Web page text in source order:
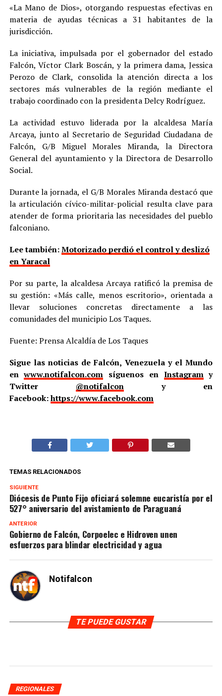
«La Mano de Dios», otorgando respuestas efectivas en
materia de ayudas técnicas a 31 habitantes de la
jurisdicción.
La iniciativa, impulsada por el gobernador del estado
Falcón, Víctor Clark Boscán, y la primera dama, Jessica
Perozo de Clark, consolida la atención directa a los
sectores más vulnerables de la región mediante el
trabajo coordinado con la presidenta Delcy Rodríguez.
La actividad estuvo liderada por la alcaldesa María
Arcaya, junto al Secretario de Seguridad Ciudadana de
Falcón, G/B Miguel Morales Miranda, la Directora
General del ayuntamiento y la Directora de Desarrollo
Social.
Durante la jornada, el G/B Morales Miranda destacó que
la articulación cívico-militar-policial resulta clave para
atender de forma prioritaria las necesidades del pueblo
falconiano.
Lee también:Motorizado perdió el control y deslizó
en Yaracal
Por su parte, la alcaldesa Arcaya ratificó la premisa de
su gestión: «Más calle, menos escritorio», orientada a
llevar soluciones concretas directamente a las
comunidades del municipio Los Taques.
Fuente: Prensa Alcaldía de Los Taques
Sigue las noticias de Falcón, Venezuela y el Mundo
enwww.notifalcon.com síguenos en Instagramy
Twitter @notifalcony en
Facebook:https://www.facebook.com
TEMAS RELACIONADOS
SIGUIENTE
Diócesis de Punto Fijo oficiará solemne eucaristía por el
527° aniversario del avistamiento de Paraguaná
ANTERIOR
Gobierno de Falcón, Corpoelec e Hidroven unen
esfuerzos para blindar electricidad y agua
Notifalcon
TE PUEDE GUSTAR
REGIONALES